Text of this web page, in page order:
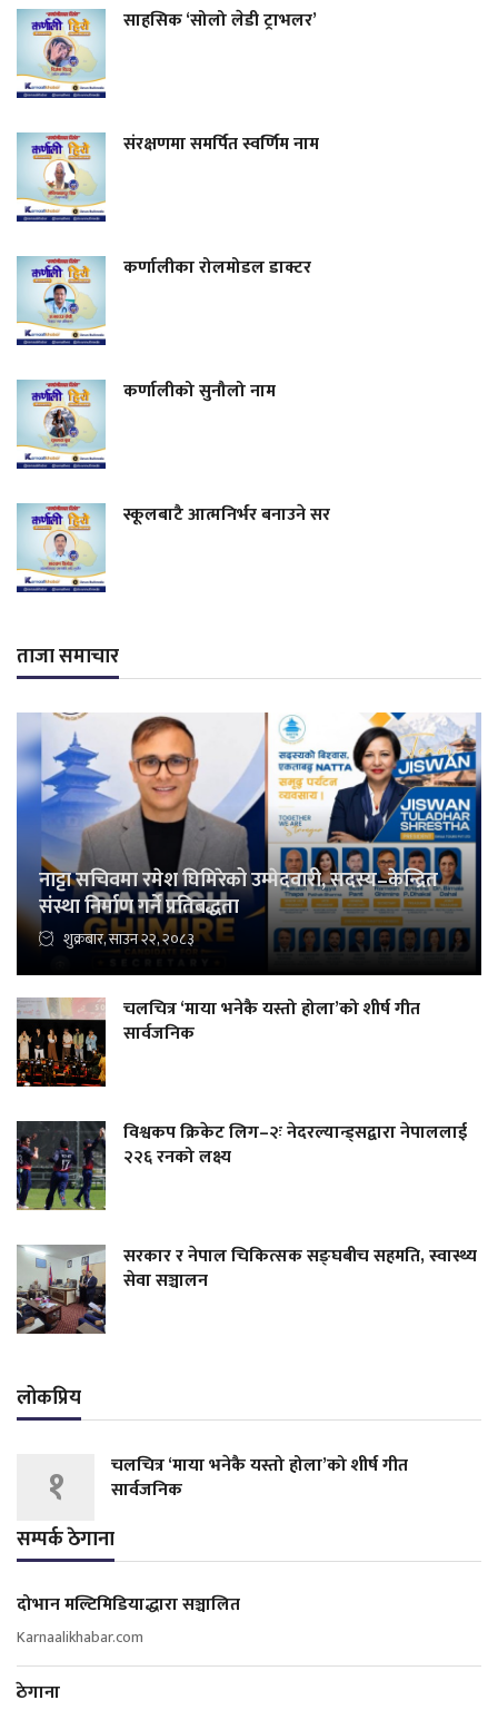
साहसिक ‘सोलो लेडी ट्राभलर’
संरक्षणमा समर्पित स्वर्णिम नाम
कर्णालीका रोलमोडल डाक्टर
कर्णालीको सुनौलो नाम
स्कूलबाटै आत्मनिर्भर बनाउने सर
ताजा समाचार
नाट्टा सचिवमा रमेश घिमिरेको उम्मेदवारी, सदस्य–केन्द्रित
संस्था निर्माण गर्ने प्रतिबद्धता
शुक्रबार, साउन २२, २०८३
चलचित्र ‘माया भनेकै यस्तो होला’को शीर्ष गीत
सार्वजनिक
विश्वकप क्रिकेट लिग–२ः नेदरल्यान्ड्सद्वारा नेपाललाई
२२६ रनको लक्ष्य
सरकार र नेपाल चिकित्सक सङ्घबीच सहमति, स्वास्थ्य
सेवा सञ्चालन
लोकप्रिय
१
चलचित्र ‘माया भनेकै यस्तो होला’को शीर्ष गीत
सार्वजनिक
सम्पर्क ठेगाना
दोभान मल्टिमिडियाद्धारा सञ्चालित
Karnaalikhabar.com
ठेगाना